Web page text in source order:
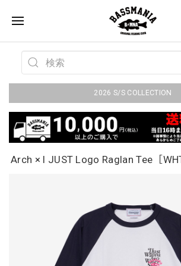
2026 S/S COLLECTION
Arch × I JUST Logo Raglan Tee［